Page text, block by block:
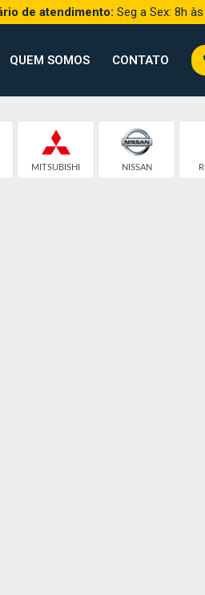
de atendimento: Seg a Sex: 8h
QUEM SOMOS CONTATO
MITSUBISHI NISSAN